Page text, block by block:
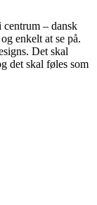
centrum – dansk
enkelt at se på.
Det skal
det skal føles som